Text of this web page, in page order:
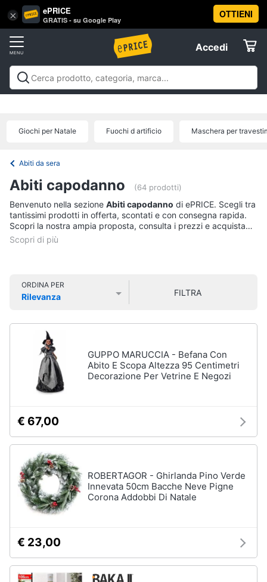
× ePRICE
GRATIS - su Google Play
OTTIENI
Accedi
Accedi
Registrati
Offerte
Tv
e
Home
Cinema
home
Audio
musica
Arredo
Brico
e
Giardinaggio
e
igiene
Vai
al
Abbigliamento
Donna
donna
Felpa
donna
Vedi
tutti
Felpa
Cravatta
Bambino
Scarpe
bambino
Sandali
bambina
neonati
Copertina
neonato
Giochi per Natale Fuochi d artificio Maschera per
Abiti da sera
Abiti capodanno (64 prodotti)
Benvenuto nella sezione Abiti capodanno di ePRICE. Scegli tra
tantissimi prodotti in offerta, scontati e con consegna rapida.
Scopri la nostra ampia proposta, consulta i prezzi e acquista
comodamente online.
ORDINA PER
Rilevanza
FILTRA
GUPPO MARUCCIA - Befana Con
Abito E Scopa Altezza 95 Centimetri
Decorazione Per Vetrine E Negozi
€ 67,00
ROBERTAGOR - Ghirlanda Pino Verde
Innevata 50cm Bacche Neve Pigne
Corona Addobbi Di Natale
€ 23,00